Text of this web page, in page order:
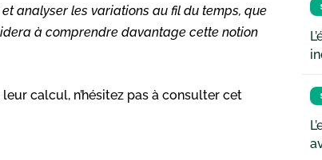
analyser les variations au fil du temps, que
à comprendre davantage cette notion
calcul, n’hésitez pas à consulter cet